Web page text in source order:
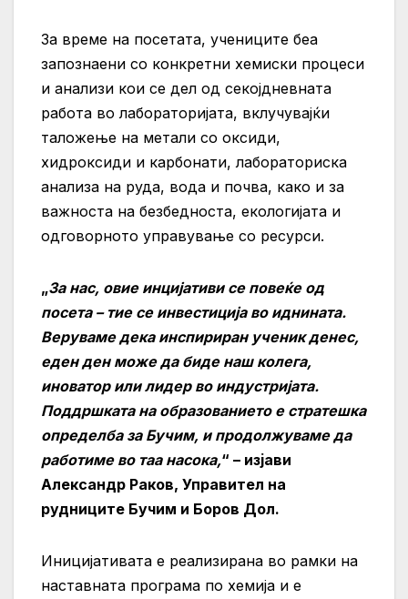
За време на посетата, учениците беа
запознаени со конкретни хемиски процеси
и анализи кои се дел од секојдневната
работа во лабораторијата, вклучувајќи
таложење на метали со оксиди,
хидроксиди и карбонати, лабораториска
анализа на руда, вода и почва, како и за
важноста на безбедноста, екологијата и
одговорното управување со ресурси.
„За нас, овие инцијативи се повеќе од
посета – тие се инвестиција во иднината.
Веруваме дека инспириран ученик денес,
еден ден може да биде наш колега,
иноватор или лидер во индустријата.
Поддршката на образованието е стратешка
определба за Бучим, и продолжуваме да
работиме во таа насока,“ – изјави
Александр Раков, Управител на
рудниците Бучим и Боров Дол.
Иницијативата е реализирана во рамки на
наставната програма по хемија и е